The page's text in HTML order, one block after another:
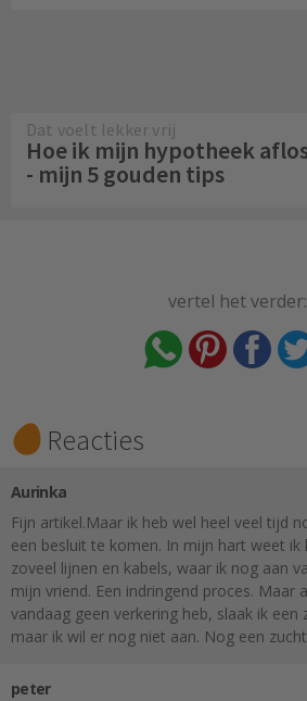
Dat voelt lekker vrij
Hoe ik mijn hypotheek
- mijn 5 gouden tips
vertel het verder:
Reacties
Aurinka
Fijn artikel.Maar ik heb wel heel veel tijd
een besluit te komen. In mijn hart weet ik
zoveel lijnen en kabels, waar ik nog aan
mijn vriend. Een indringend proces. Maar
vandaag geen verkering heb, slaak ik een
maar ik wil er nog niet aan. Nog een
peter